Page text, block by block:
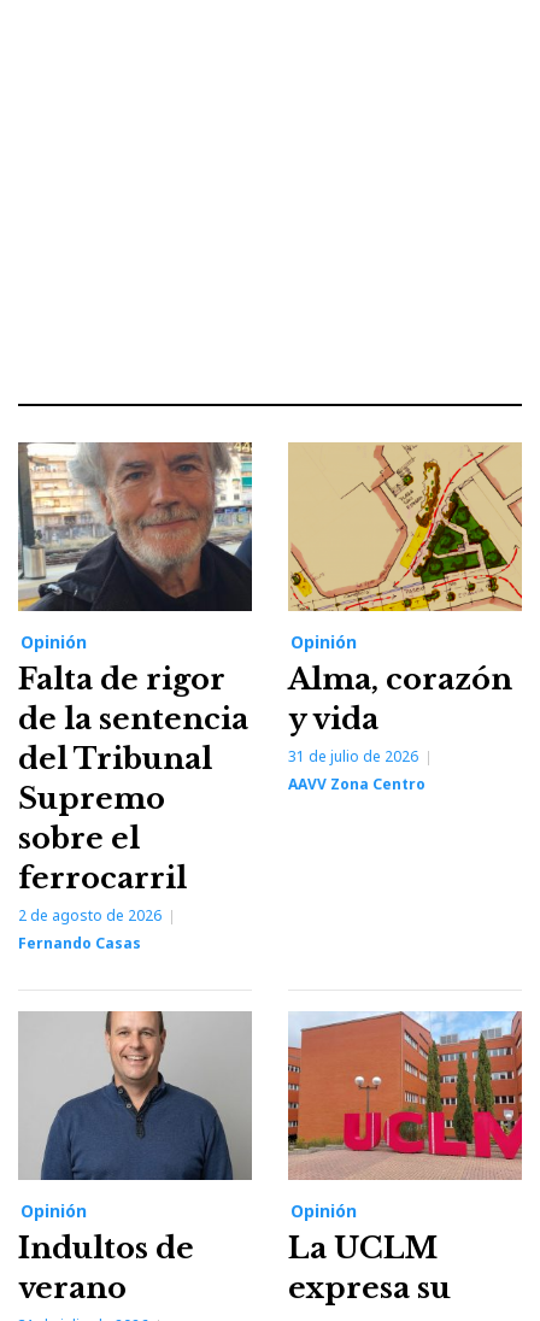
Opinión
Falta de rigor
de la sentencia
del Tribunal
Supremo
sobre el
ferrocarril
2 de agosto de 2026
Fernando Casas
Opinión
Alma, corazón
y vida
31 de julio de 2026
AAVV Zona Centro
Opinión
Indultos de
verano
Opinión
La UCLM
expresa su